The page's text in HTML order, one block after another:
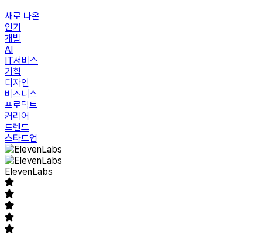
새로 나온
인기
개발
AI
IT서비스
기획
디자인
비즈니스
프로덕트
커리어
트렌드
스타트업
ElevenLabs